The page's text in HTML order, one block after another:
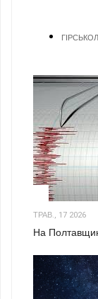
ТРАВ., 17 2026
На